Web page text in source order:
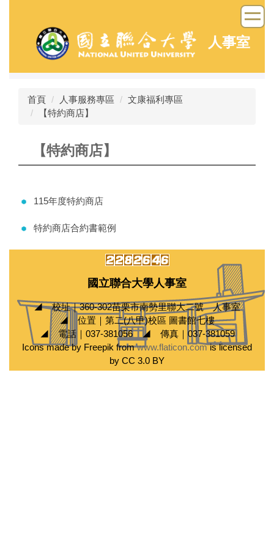
容
人事室
首頁 人事服務專區
文康福利專區
【特約商店】
【特約商店】
115年度特約商店
特約商店合約書範例
國立聯合大學人事室
◢ 校址｜360-302苗栗市南勢里聯大二號 人事室
◢ 位置｜第二(八甲)校區 圖書館七樓
◢ 電話｜037-381056 ◢ 傳真｜037-381059
Icons made by Freepik fromwww.flaticon.comis licensed
by CC 3.0 BY